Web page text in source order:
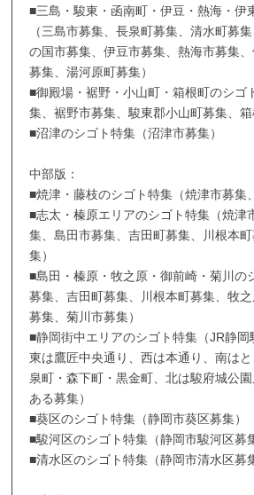
■三島・駿東・函南町・伊豆・熱海・伊
（三島市募集、長泉町募集、清水町募
の国市募集、伊豆市募集、熱海市募集
募集、湯河原町募集）
■御殿場・裾野・小山町・箱根町のシゴ
集、裾野市募集、駿東郡小山町募集、箱
■沼津のシゴト特集（沼津市募集）
中部版：
■焼津・藤枝のシゴト特集（焼津市募集
■志太・榛原エリアのシゴト特集（焼津
集、島田市募集、吉田町募集、川根本
集）
■島田・榛原・牧之原・御前崎・菊川の
募集、吉田町募集、川根本町募集、牧
募集、菊川市募集）
■静岡街中エリアのシゴト特集（JR静岡
東は鷹匠中央通り、西は本通り、南はと
泉町・森下町・黒金町、北は駿府城公
ある募集）
■葵区のシゴト特集（静岡市葵区募集）
■駿河区のシゴト特集（静岡市駿河区募
■清水区のシゴト特集（静岡市清水区募